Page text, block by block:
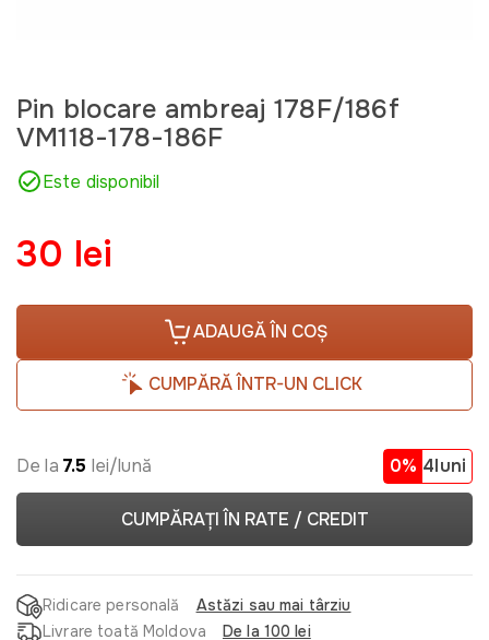
Pin blocare ambreaj 178F/186f
VM118-178-186F
Este disponibil
30 lei
ADAUGĂ ÎN COȘ
CUMPĂRĂ ÎNTR-UN CLICK
De la 7.5 lei/lună 0% 4luni
CUMPĂRAȚI ÎN RATE / CREDIT
Ridicare personală
Astăzi sau mai târziu
Livrare toată Moldova
De la 100 lei